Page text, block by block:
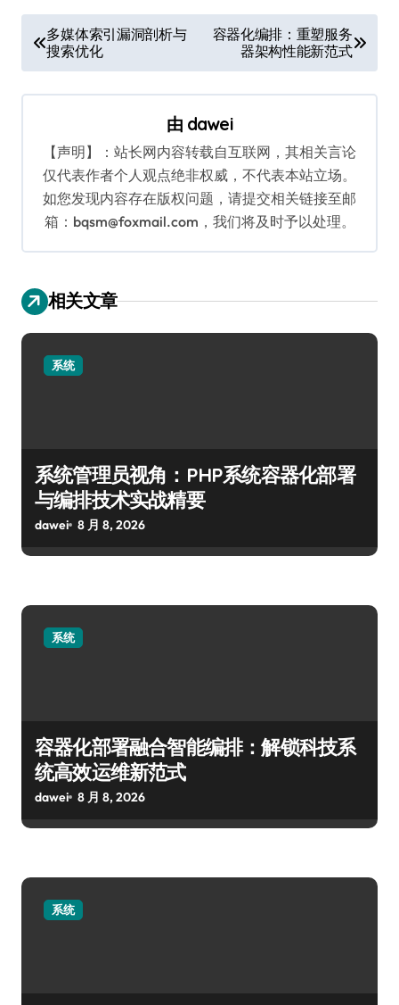
章
导
多媒体索引漏洞剖析与
搜索优化
容器化编排：重塑服务
器架构性能新范式
由 dawei
【声明】：站长网内容转载自互联网，其相关言论
仅代表作者个人观点绝非权威，不代表本站立场。
如您发现内容存在版权问题，请提交相关链接至邮
箱：bqsm@foxmail.com，我们将及时予以处理。
相关文章
系统
系统管理员视角：PHP系统容器化部署
与编排技术实战精要
dawei 8 月 8, 2026
系统
容器化部署融合智能编排：解锁科技系
统高效运维新范式
dawei 8 月 8, 2026
系统